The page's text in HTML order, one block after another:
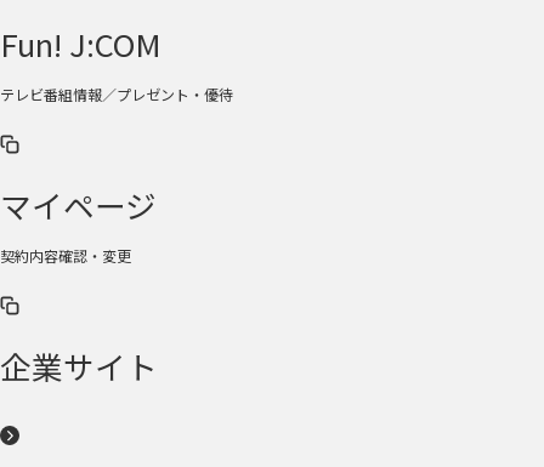
Fun! J:COM
テレビ番組情報／プレゼント・優待
マイページ
契約内容確認・変更
企業サイト